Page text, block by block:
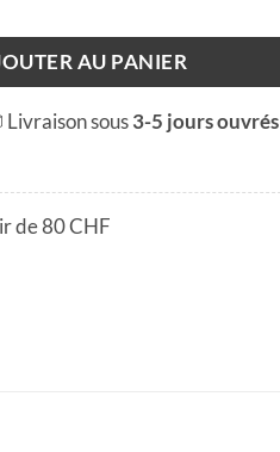
AU PANIER
Livraison sous3-5 jours ouvrés
de 80 CHF